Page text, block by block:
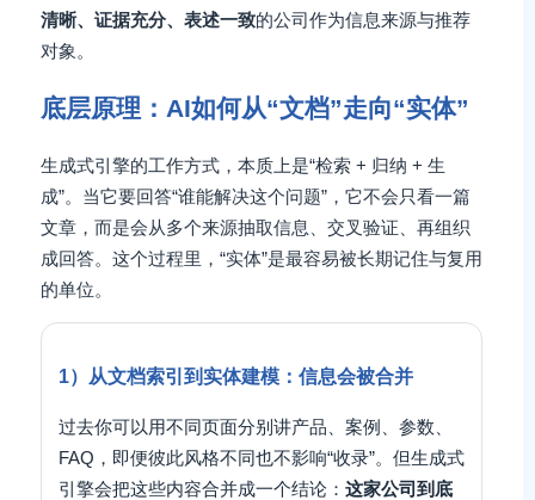
清晰、证据充分、表述一致的公司作为信息来源与推荐
对象。
底层原理：AI如何从“文档”走向“实体”
生成式引擎的工作方式，本质上是“检索 + 归纳 + 生
成”。当它要回答“谁能解决这个问题”，它不会只看一篇
文章，而是会从多个来源抽取信息、交叉验证、再组织
成回答。这个过程里，“实体”是最容易被长期记住与复用
的单位。
1）从文档索引到实体建模：信息会被合并
过去你可以用不同页面分别讲产品、案例、参数、
FAQ，即便彼此风格不同也不影响“收录”。但生成式
引擎会把这些内容合并成一个结论： 这家公司到底